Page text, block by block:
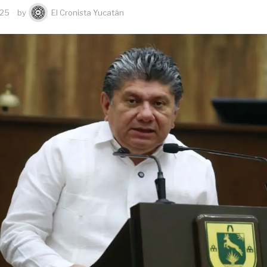
by El Cronista Yucatán